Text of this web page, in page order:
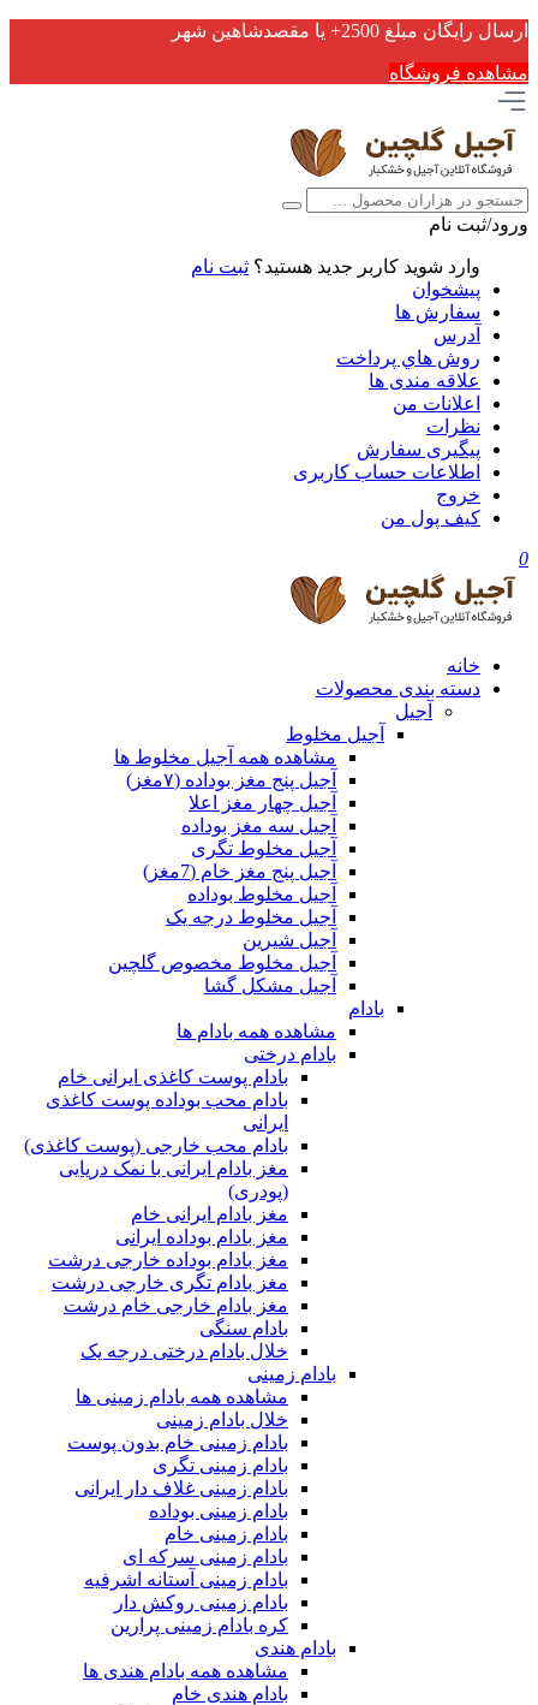
ارسال رایگان مبلغ 2500+ یا مقصدشاهین شهر
مشاهده فروشگاه
ورود/ثبت نام
وارد شوید کاربر جدید هستید؟ ثبت نام
پیشخوان
سفارش ها
آدرس
روش هاي پرداخت
علاقه مندی ها
اعلانات من
نظرات
پیگیری سفارش
اطلاعات حساب كاربری
خروج
کیف پول من
0
خانه
دسته بندی محصولات
آجیل
آجیل مخلوط
مشاهده همه آجیل مخلوط ها
آجیل پنج مغز بوداده (۷مغز)
آجیل چهار مغز اعلا
آجیل سه مغز بوداده
آجیل مخلوط تگری
آجیل پنج مغز خام (7مغز)
آجیل مخلوط بوداده
آجیل مخلوط درجه یک
آجیل شیرین
آجیل مخلوط مخصوص گلچین
آجیل مشکل گشا
بادام
مشاهده همه بادام ها
بادام درختی
بادام پوست کاغذی ایرانی خام
بادام محب بوداده پوست کاغذی
ایرانی
بادام محب خارجی (پوست کاغذی)
مغز بادام ایرانی با نمک دریایی
(پودری)
مغز بادام ایرانی خام
مغز بادام بوداده ایرانی
مغز بادام بوداده خارجی درشت
مغز بادام تگری خارجی درشت
مغز بادام خارجی خام درشت
بادام سنگی
خلال بادام درختی درجه یک
بادام زمینی
مشاهده همه بادام زمینی ها
خلال بادام زمینی
بادام زمینی خام بدون پوست
بادام زمینی تگری
بادام زمینی غلاف دار ایرانی
بادام زمینی بوداده
بادام زمینی خام
بادام زمینی سرکه ای
بادام زمینی آستانه اشرفیه
بادام زمینی روکش دار
کره بادام زمینی پرارین
بادام هندی
مشاهده همه بادام هندی ها
بادام هندی خام